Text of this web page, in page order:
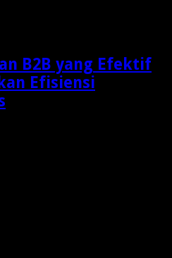
B2B yang Efektif
Efisiensi